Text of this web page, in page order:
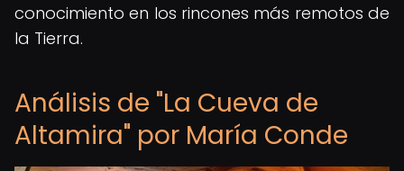
conocimiento en los rincones más remotos de
la Tierra.
Análisis de "La Cueva de
Altamira" por María Conde